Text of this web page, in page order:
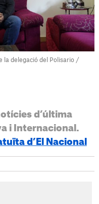
la delegació del Polisario /
d’última
i Internacional.
d’El Nacional